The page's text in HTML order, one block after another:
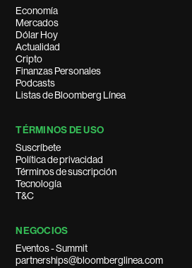
Economía
Mercados
Dólar Hoy
Actualidad
Cripto
Finanzas Personales
Podcasts
Listas de Bloomberg Línea
TÉRMINOS DE USO
Suscríbete
Política de privacidad
Términos de suscripción
Tecnología
T&C
NEGOCIOS
Eventos - Summit
partnerships@bloomberglinea.com